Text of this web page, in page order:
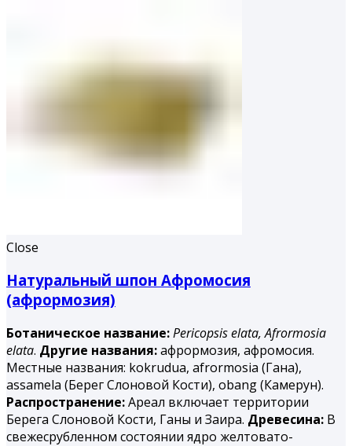
Close
Натуральный шпон Афромосия
(афрормозия)
Ботаническое название:Pericopsis elata,Afrormosia
elata. Другие названия:афрормозия, афромосия.
Местные названия: kokrudua, afrormosia (Гана),
assamela (Берег Слоновой Кости), obang (Камерун).
Распространение:Ареал включает территории
Берега Слоновой Кости, Ганы и Заира. Древесина: В
свежесрубленном состоянии ядро желтовато-